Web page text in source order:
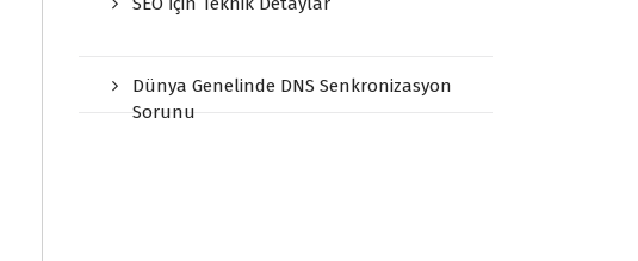
Dünya Genelinde DNS Senkronizasyon
Sorunu